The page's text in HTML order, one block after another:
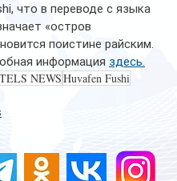
что в переводе с языка
«остров
поистине райским.
информация здесь.
NEWSHuvafen Fushi